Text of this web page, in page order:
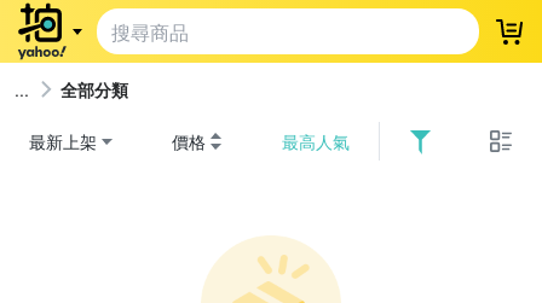
登
全部分類
最新上架 價格 最高人氣